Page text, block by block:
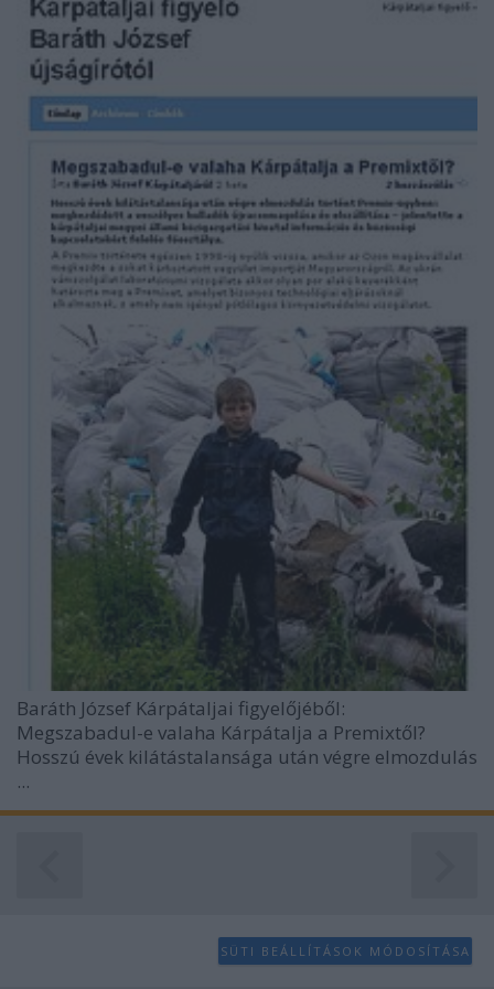
Baráth József Kárpátaljai figyelőjéből:
Megszabadul-e valaha Kárpátalja a Premixtől?
Hosszú évek kilátástalansága után végre elmozdulás
...
SÜTI BEÁLLÍTÁSOK MÓDOSÍTÁSA